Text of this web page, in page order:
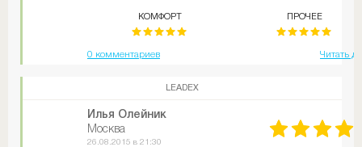
назвать-раз на раз не приходится
КОМФОРТ ПРОЧЕЕ
0 комментариев Читать
LEADEX
Илья Олейник
Москва
26.08.2015 в 21:30